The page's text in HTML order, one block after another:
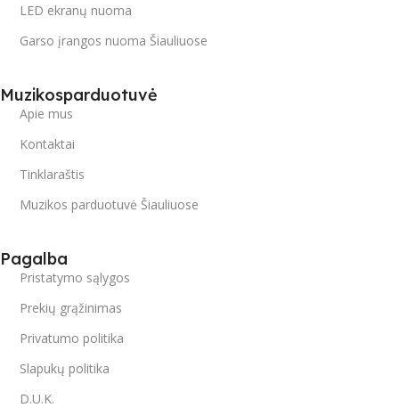
LED ekranų nuoma
Garso įrangos nuoma Šiauliuose
Muzikosparduotuvė
Apie mus
Kontaktai
Tinklaraštis
Muzikos parduotuvė Šiauliuose
Pagalba
Pristatymo sąlygos
Prekių grąžinimas
Privatumo politika
Slapukų politika
D.U.K.